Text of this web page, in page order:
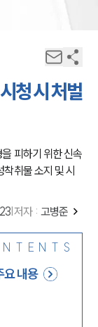
청 시 처벌
피하기 위한 신속
취물 소지 및 시
저자 : 고병준
요 내용